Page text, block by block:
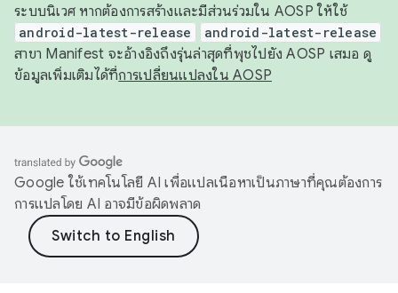
ระบบนิเวศ หากต้องการสร้างและมีส่วนร่วมใน AOSP ให้ใช้
android-latest-release android-latest-release
สาขา Manifest จะอ้างอิงถึงรุ่นล่าสุดที่พุชไปยัง AOSP เสมอ ดู
ข้อมูลเพิ่มเติมได้ที่การเปลี่ยนแปลงใน AOSP
Google ใช้เทคโนโลยี AI เพื่อแปลเนื้อหาเป็นภาษาที่คุณต้องการ
การแปลโดย AI อาจมีข้อผิดพลาด